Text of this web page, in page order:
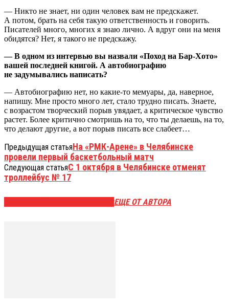
— Никто не знает, ни один человек вам не предскажет.
А потом, брать на себя такую ответственность и говорить.
Писателей много, многих я знаю лично. А вдруг они на меня
обидятся? Нет, я такого не предскажу.
— В одном из интервью вы назвали «Поход на Бар-Хото»
вашей последней книгой. А автобиографию
не задумывались написать?
— Автобиографию нет, но какие-то мемуары, да, наверное,
напишу. Мне просто много лет, стало трудно писать. Знаете,
с возрастом творческий порыв увядает, а критическое чувство
растет. Более критично смотришь на то, что ты делаешь, на то,
что делают другие, а вот порыв писать все слабеет…
Предыдущая статьяНа «РМК-Арене» в Челябинске
провели первый баскетбольный матч
Следующая статьяС 1 октября в Челябинске отменят
троллейбус № 17
ЕЩЕ ОТ АВТОРА